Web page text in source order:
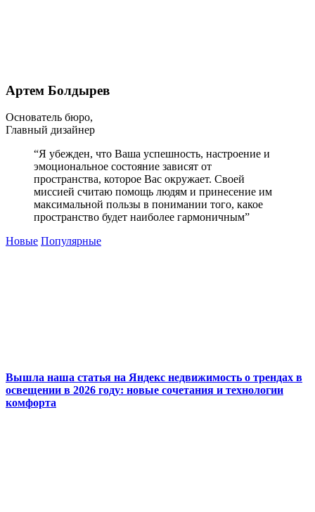
Артем Болдырев
Основатель бюро,
Главный дизайнер
“Я убежден, что Ваша успешность, настроение и
эмоциональное состояние зависят от
пространства, которое Вас окружает. Своей
миссией считаю помощь людям и принесение им
максимальной пользы в понимании того, какое
пространство будет наиболее гармоничным”
Новые Популярные
Вышла наша статья на Яндекс недвижимость о трендах в
освещении в 2026 году: новые сочетания и технологии
комфорта